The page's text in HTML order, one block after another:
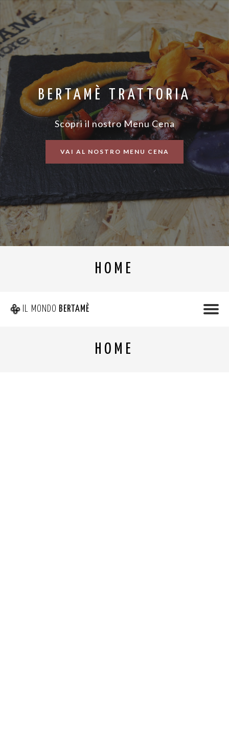
BERTAMÈ TRATTORIA
Scopri il nostro Menu Cena
VAI AL NOSTRO MENU CENA
HOME
IL MONDO BERTAMÈ
HOME